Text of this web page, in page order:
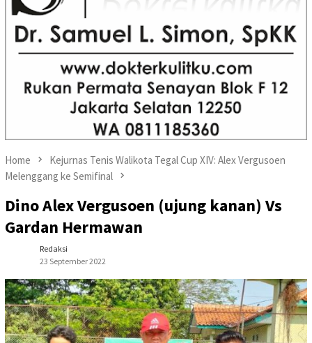
Home
Kejurnas Tenis Walikota Tegal Cup XIV: Alex Vergusoen
Melenggang ke Semifinal
Dino Alex Vergusoen (ujung kanan) Vs
Gardan Hermawan
Redaksi
23 September 2022